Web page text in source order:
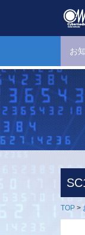
お
TOP >